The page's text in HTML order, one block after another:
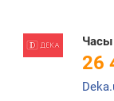
Часы
26